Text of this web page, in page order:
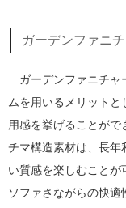
ガーデンファニ
ガーデンファニチャ
ムを用いるメリット
用感を挙げることが
チマ構造素材は、長年
い質感を楽しむこと
ソファさながらの快